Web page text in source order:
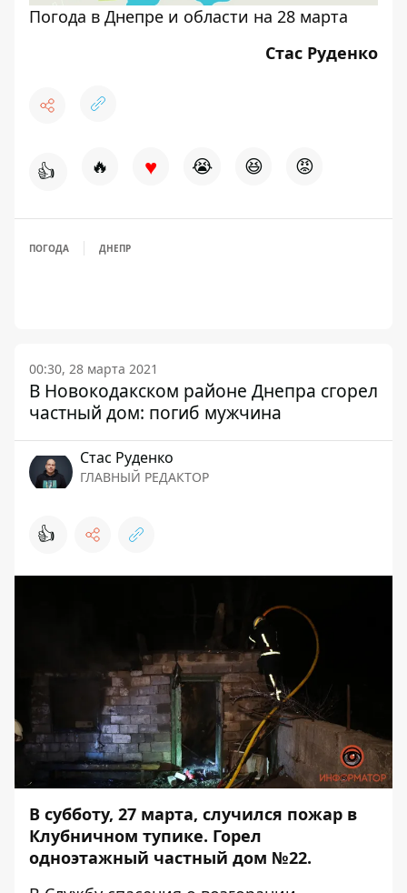
Погода в Днепре и области на 28 марта
Стас Руденко
👍 🔥 ♥ 😭 😆 😡
ПОГОДА ДНЕПР
00:30, 28 марта 2021
В Новокодакском районе Днепра сгорел
частный дом: погиб мужчина
Стаc Руденко
ГЛАВНЫЙ РЕДАКТОР
👍
В субботу, 27 марта, случился пожар в
Клубничном тупике. Горел
одноэтажный частный дом №22.